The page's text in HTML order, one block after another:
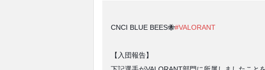
CNCI BLUE BEES🐝#VALORANT
【入団報告】